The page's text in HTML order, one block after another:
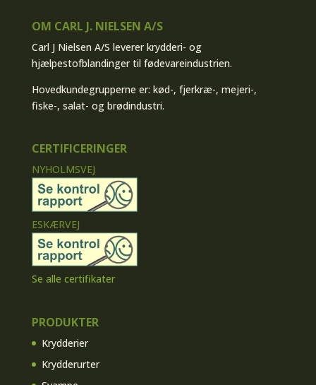
OM CARL J. NIELSEN A/S
Carl J Nielsen A/S leverer krydderi- og
hjælpestofblandinger til fødevareindustrien.
Hovedkundegrupperne er: kød-, fjerkræ-, mejeri-,
fiske-, salat- og brødindustri.
CERTIFICERINGER
NYHOLMSVEJ
ESKÆRVEJ
Se alle certifikater
PRODUKTER
Krydderier
Krydderurter